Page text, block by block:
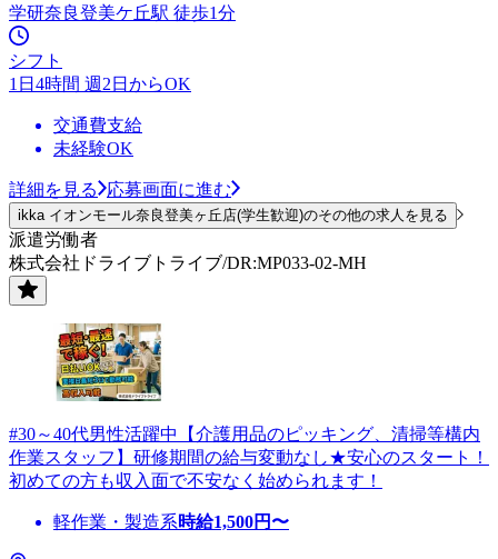
学研奈良登美ケ丘駅 徒歩1分
シフト
1日4時間 週2日からOK
交通費支給
未経験OK
詳細を見る 応募画面に進む
ikka イオンモール奈良登美ヶ丘店(学生歓迎)のその他の求人を見る
派遣労働者
株式会社ドライブトライブ/DR:MP033-02-MH
#30～40代男性活躍中【介護用品のピッキング、清掃等構内
作業スタッフ】研修期間の給与変動なし★安心のスタート！
初めての方も収入面で不安なく始められます！
軽作業・製造系時給1,500円〜